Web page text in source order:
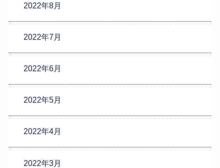
2022年8月
2022年7月
2022年6月
2022年5月
2022年4月
2022年3月